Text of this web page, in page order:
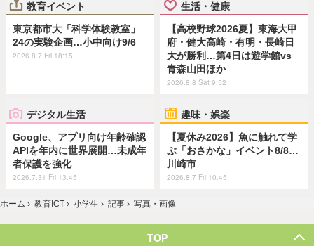
教育イベント
東京都市大「科学体験教室」
24の実験企画…小中向け9/6
2026.8.7 Fri 18:15
生活・健康
【高校野球2026夏】東海大甲
府・健大高崎・有明・長崎日
大が勝利…第4日は遊学館vs
青森山田ほか
2026.8.8 Sat 9:52
デジタル生活
Google、アプリ向け年齢確認
APIを年内に世界展開…未成年
者保護を強化
2026.7.31 Fri 13:45
趣味・娯楽
【夏休み2026】魚に触れて学
ぶ「おさかな」イベント8/8…
川崎市
2026.8.7 Fri 10:45
ホーム › 教育ICT › 小学生 › 記事 › 写真・画像
TOP